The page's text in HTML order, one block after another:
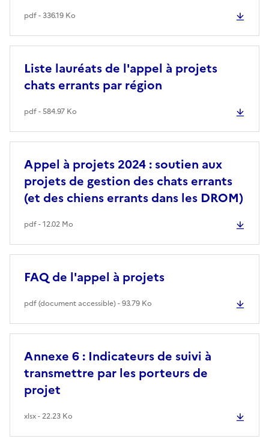
pdf - 336.19 Ko
Liste lauréats de l'appel à projets
chats errants par région
pdf - 584.97 Ko
Appel à projets 2024 : soutien aux
projets de gestion des chats errants
(et des chiens errants dans les DROM)
pdf - 12.02 Mo
FAQ de l'appel à projets
pdf (document accessible) - 93.79 Ko
Annexe 6 : Indicateurs de suivi à
transmettre par les porteurs de
projet
xlsx - 22.23 Ko